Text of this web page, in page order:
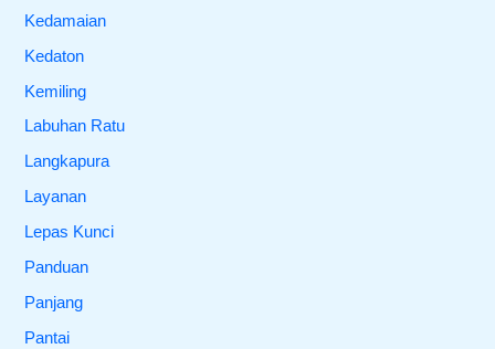
Kedamaian
Kedaton
Kemiling
Labuhan Ratu
Langkapura
Layanan
Lepas Kunci
Panduan
Panjang
Pantai